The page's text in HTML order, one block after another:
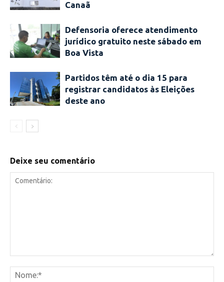
Canaã
Defensoria oferece atendimento
jurídico gratuito neste sábado em
Boa Vista
Partidos têm até o dia 15 para
registrar candidatos às Eleições
deste ano
Deixe seu comentário